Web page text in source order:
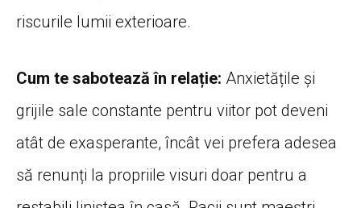
riscurile lumii exterioare.
Cum te sabotează în relație: Anxietățile și
grijile sale constante pentru viitor pot deveni
atât de exasperante, încât vei prefera adesea
să renunți la propriile visuri doar pentru a